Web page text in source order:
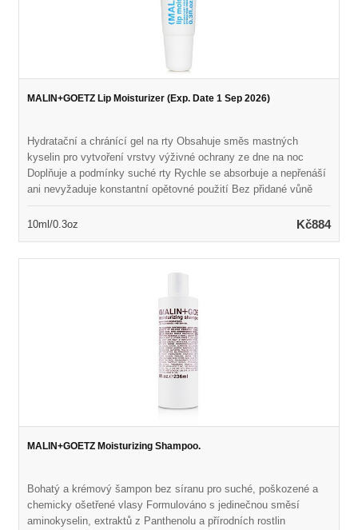
MALIN+GOETZ Lip Moisturizer (Exp. Date 1 Sep 2026)
Hydratační a chránící gel na rty Obsahuje směs mastných
kyselin pro vytvoření vrstvy výživné ochrany ze dne na noc
Doplňuje a podmínky suché rty Rychle se absorbuje a nepřenáší
ani nevyžaduje konstantní opětovné použití Bez přidané vůně
10ml/0.3oz
Kč884
MALIN+GOETZ Moisturizing Shampoo.
Bohatý a krémový šampon bez síranu pro suché, poškozené a
chemicky ošetřené vlasy Formulováno s jedinečnou směsí
aminokyselin, extraktů z Panthenolu a přírodních rostlin